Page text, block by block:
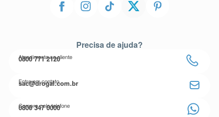
Precisa de ajuda?
Atendimento ao cliente
0800 771 2120
Entre em contato
sac@drogal.com.br
Compre pelo telefone
0800 347 0000